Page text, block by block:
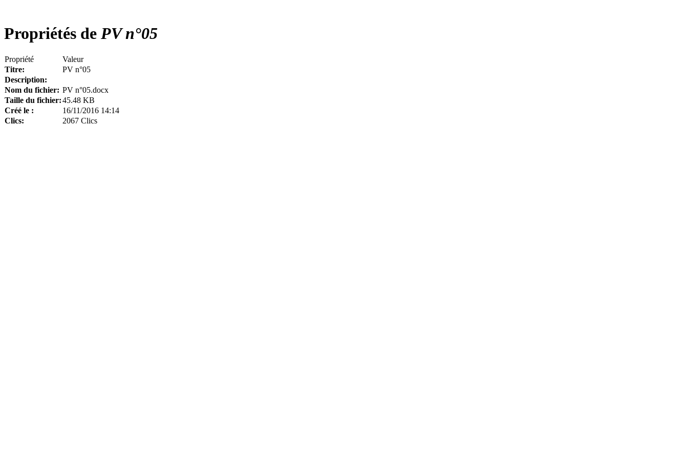
Propriétés de PV n°05
Propriété
Valeur
Titre:
PV n°05
Description:
Nom du fichier: PV n°05.docx
Taille du fichier:45.48 KB
Créé le :
16/11/2016 14:14
Clics:
2067 Clics